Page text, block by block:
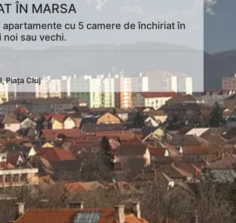
ÎN MARSA
cu 5 camere de închiriat în
sau vechi.
,Piața Cluj